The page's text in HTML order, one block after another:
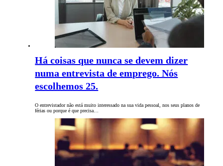
Há coisas que nunca se devem dizer
numa entrevista de emprego. Nós
escolhemos 25.
O entrevistador não está muito interessado na sua vida pessoal, nos seus planos de
férias ou porque é que precisa…